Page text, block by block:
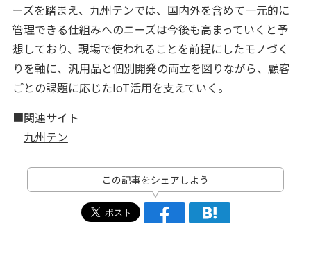
ーズを踏まえ、九州テンでは、国内外を含めて一元的に
管理できる仕組みへのニーズは今後も高まっていくと予
想しており、現場で使われることを前提にしたモノづく
りを軸に、汎用品と個別開発の両立を図りながら、顧客
ごとの課題に応じたIoT活用を支えていく。
■関連サイト
九州テン
この記事をシェアしよう